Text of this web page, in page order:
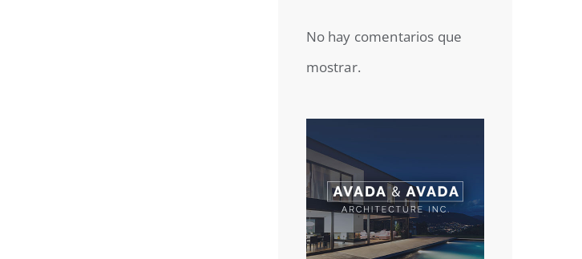
No hay comentarios que
mostrar.